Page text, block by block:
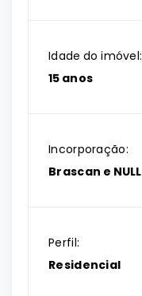
Idade do imóvel:
15 anos
Incorporação:
Brascan e NULL
Perfil:
Residencial